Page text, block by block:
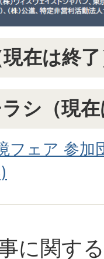
在は終
シ（現
フェア 参加
に関す